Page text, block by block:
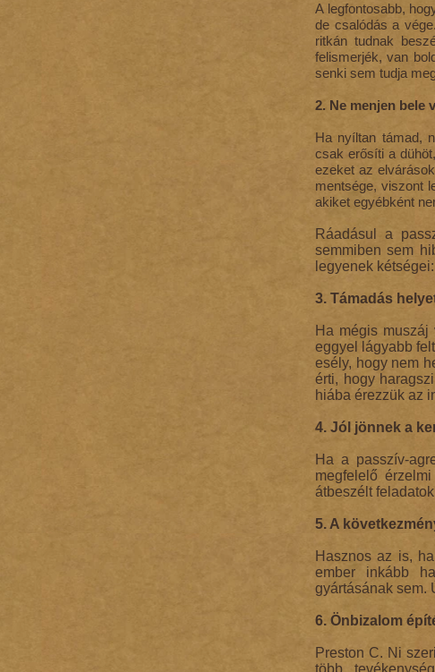
A legfontosabb,
de csalódás a
ritkán tudnak
felismerjék, van
senki sem tudja
2. Ne menjen bele
Ha nyíltan támad,
csak erősíti a
ezeket az
mentsége, viszont
akiket egyébként
Ráadásul a
semmiben sem
legyenek
3. Támadás
Ha mégis
eggyel lágyabb
esély, hogy nem
érti, hogy
hiába érezzük az
4. Jól jönnek a
Ha a passzív-
megfelelő
átbeszélt
5. A
Hasznos az is,
ember inkább
gyártásának sem.
6. Önbizalom
Preston C. Ni
több